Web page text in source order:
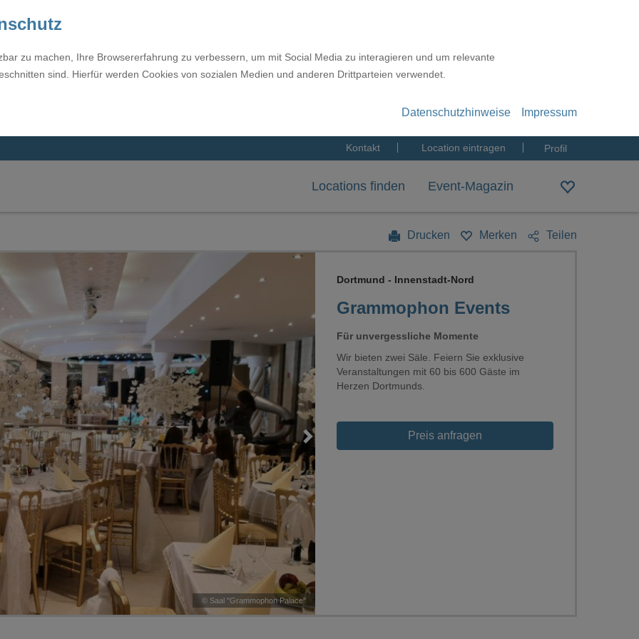
zu machen, Ihre Browsererfahrung zu verbessern, um mit Social Media zu interagieren und um relevante
sind. Hierfür werden Cookies von sozialen Medien und anderen Drittparteien verwendet.
Datenschutzhinweise Impressum
Kontakt Location eintragen Profil
Locations finden Event-Magazin
Drucken Merken Teilen
© Saal "Grammophon Palace"
Loading...
Grammophon Events
Dortmund - Innenstadt-Nord
Für unvergessliche Momente
Wir bieten zwei Säle. Feiern Sie exklusive
Veranstaltungen mit 60 bis 600 Gäste im
Herzen Dortmunds.
Preis anfragen